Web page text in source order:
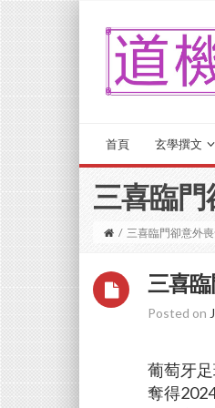
首頁 玄學撰文
三喜臨
/ 三喜臨門卻意外
三喜
Posted on
葡萄牙
奪得